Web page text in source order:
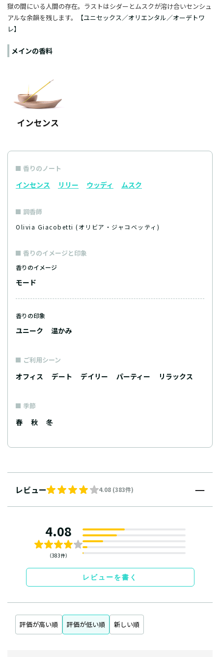
獄の間にいる人間の存在。ラストはシダーとムスクが溶け合いセンシュ
アルな余韻を残します。
【ユニセックス／オリエンタル／オーデトワ
レ】
メインの香料
香りのノート
インセンス リリー ウッディ ムスク
調香師
Olivia Giacobetti (オリビア・ジャコベッティ)
香りのイメージと印象
香りのイメージ
モード
香りの印象
ユニーク 温かみ
ご利用シーン
オフィス デート デイリー パーティー リラックス
季節
春 秋 冬
レビュー 4.08 (383件)
4.08
（383件）
レビューを書く
評価が高い順 評価が低い順 新しい順